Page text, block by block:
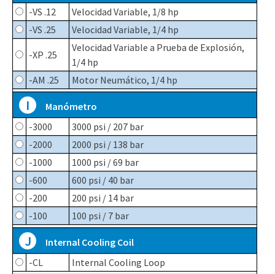
-VS .12
Velocidad Variable, 1/8 hp
-VS .25
Velocidad Variable, 1/4 hp
-XP .25
Velocidad Variable a Prueba de Explosión,
1/4 hp
-AM .25
Motor Neumático, 1/4 hp
I
Manómetro
-3000
3000 psi / 207 bar
-2000
2000 psi / 138 bar
-1000
1000 psi / 69 bar
-600
600 psi / 40 bar
-200
200 psi / 14 bar
-100
100 psi / 7 bar
J
Internal Cooling Coil
-CL
Internal Cooling Loop